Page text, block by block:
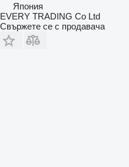
Япония
EVERY TRADING Co Ltd
Свържете се с продавача